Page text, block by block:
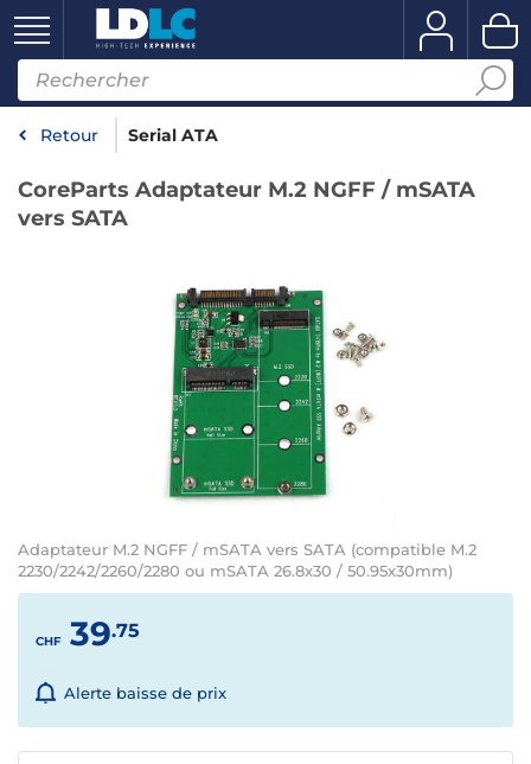
Retour Serial ATA
CoreParts Adaptateur M.2 NGFF / mSATA
vers SATA
Adaptateur M.2 NGFF / mSATA vers SATA (compatible M.2
2230/2242/2260/2280 ou mSATA 26.8x30 / 50.95x30mm)
CHF 39.75
Alerte baisse de prix